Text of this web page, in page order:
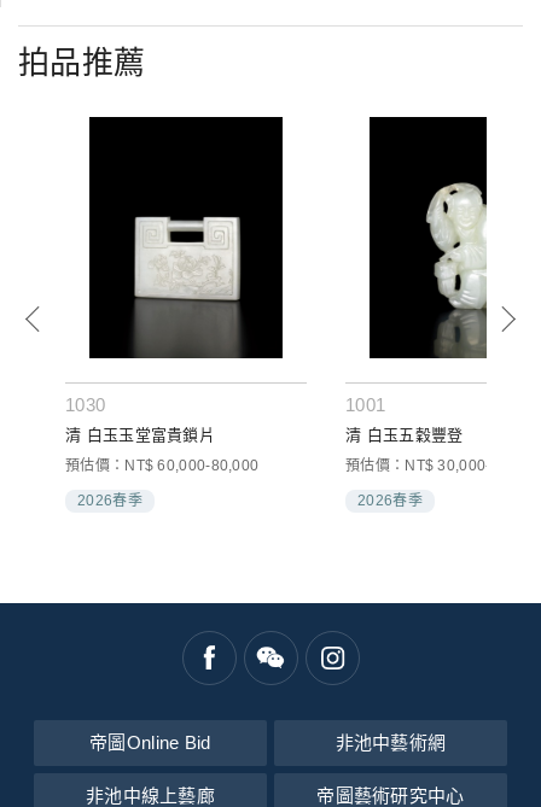
拍品推薦
1030
清 白玉玉堂富貴鎖片
預估價：NT$ 60,000-80,000
2026春季
1001
清 白玉五穀豐登
預估價：NT$ 30,000-50,000
2026春季
帝圖Online Bid 非池中藝術網
非池中線上藝廊 帝圖藝術研究中心